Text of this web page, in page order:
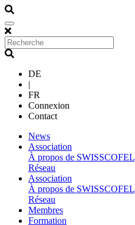
DE
|
FR
Connexion
Contact
News(current)
Association
À propos de SWISSCOFEL
Réseau
Association
À propos de SWISSCOFEL
Réseau
Membres(current)
Formation